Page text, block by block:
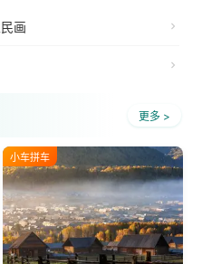
画
更多 >
小车拼车